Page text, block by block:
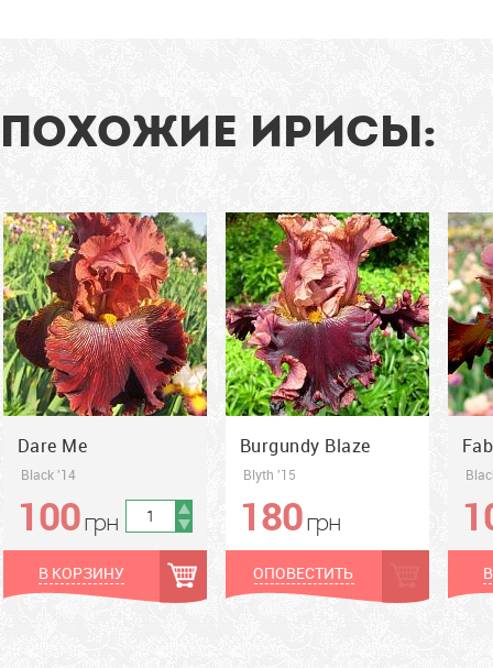
ПОХОЖИЕ ИРИСЫ:
Dare Me
Black '14
грн
100грн
В КОРЗИНУ
2014
Burgundy Blaze
Blyth '15
грн
180грн
ОПОВЕСТИТЬ
2015
грн